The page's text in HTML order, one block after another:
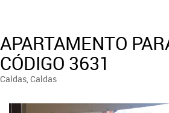
APARTAMENTO
CÓDIGO 3631
Caldas, Caldas